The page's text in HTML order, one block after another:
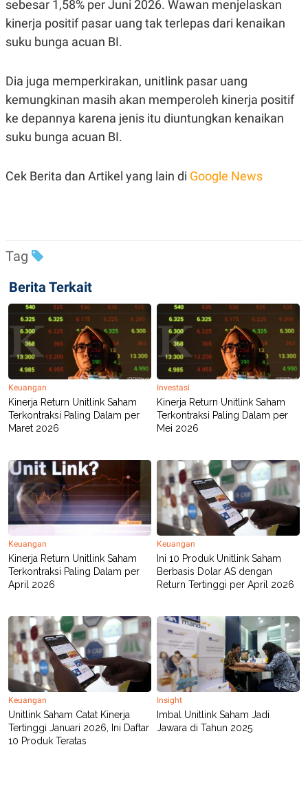
C
D
M
L
A
S
E
D
L
N
G
G
A
K
N
E
R
E
E
A
P
E
R
A
E
R
T
I
S
N
G
K
G
M
E
D
.
I
D
SITEMAP
USE
PEDOMAN
PEMBERITAAN
PRIVACY
POLICY
sebesar 1,58% per Juni 2026. Wawan menjelaskan
kinerja positif pasar uang tak terlepas dari kenaikan
suku bunga acuan BI.
Dia juga memperkirakan, unitlink pasar uang
kemungkinan masih akan memperoleh kinerja positif
ke depannya karena jenis itu diuntungkan kenaikan
suku bunga acuan BI.
Cek Berita dan Artikel yang lain di Google News
Tag
Berita Terkait
Keuangan
Kinerja Return Unitlink Saham
Terkontraksi Paling Dalam per
Maret 2026
Investasi
Kinerja Return Unitlink Saham
Terkontraksi Paling Dalam per
Mei 2026
Keuangan
Kinerja Return Unitlink Saham
Terkontraksi Paling Dalam per
April 2026
Keuangan
Ini 10 Produk Unitlink Saham
Berbasis Dolar AS dengan
Return Tertinggi per April 2026
Keuangan
Unitlink Saham Catat Kinerja
Tertinggi Januari 2026, Ini Daftar
10 Produk Teratas
Insight
Imbal Unitlink Saham Jadi
Jawara di Tahun 2025